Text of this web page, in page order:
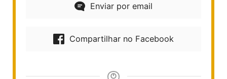
Enviar por email
Compartilhar no Facebook